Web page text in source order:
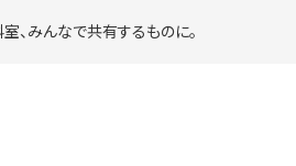
、みんなで共有するものに。